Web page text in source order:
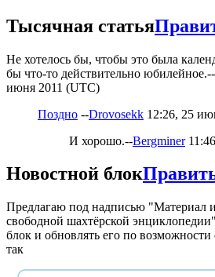
Тысячная статья
Не хотелось бы, чтобы это была
бы что-то действительно юбилейное.--
июня 2011 (UTC)
Поздно --Drovosekk 12:26, 25
И хорошо.--Bergminer
Новостной блок
Предлагаю под надписью "Материал
свободной шахтёрской
блок и обновлять его по
так